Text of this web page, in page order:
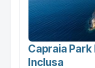
Capraia
Inclusa